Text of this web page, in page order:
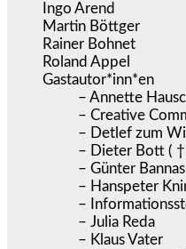
Ingo Arend
Martin Böttger
Rainer Bohnet
Roland Appel
Gastautor*inn*en
– Annette
– Creative
– Detlef zum
– Dieter Bott ( †
– Günter
– Hanspeter
–
– Julia Reda
– Klaus Vater